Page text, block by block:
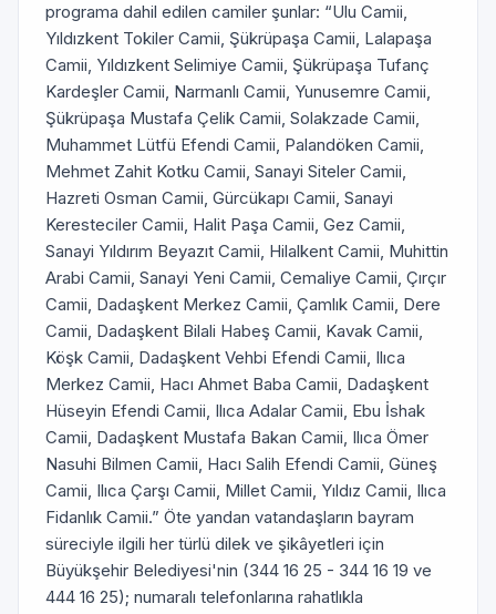
programa dahil edilen camiler şunlar: “Ulu Camii,
Yıldızkent Tokiler Camii, Şükrüpaşa Camii, Lalapaşa
Camii, Yıldızkent Selimiye Camii, Şükrüpaşa Tufanç
Kardeşler Camii, Narmanlı Camii, Yunusemre Camii,
Şükrüpaşa Mustafa Çelik Camii, Solakzade Camii,
Muhammet Lütfü Efendi Camii, Palandöken Camii,
Mehmet Zahit Kotku Camii, Sanayi Siteler Camii,
Hazreti Osman Camii, Gürcükapı Camii, Sanayi
Keresteciler Camii, Halit Paşa Camii, Gez Camii,
Sanayi Yıldırım Beyazıt Camii, Hilalkent Camii, Muhittin
Arabi Camii, Sanayi Yeni Camii, Cemaliye Camii, Çırçır
Camii, Dadaşkent Merkez Camii, Çamlık Camii, Dere
Camii, Dadaşkent Bilali Habeş Camii, Kavak Camii,
Köşk Camii, Dadaşkent Vehbi Efendi Camii, Ilıca
Merkez Camii, Hacı Ahmet Baba Camii, Dadaşkent
Hüseyin Efendi Camii, Ilıca Adalar Camii, Ebu İshak
Camii, Dadaşkent Mustafa Bakan Camii, Ilıca Ömer
Nasuhi Bilmen Camii, Hacı Salih Efendi Camii, Güneş
Camii, Ilıca Çarşı Camii, Millet Camii, Yıldız Camii, Ilıca
Fidanlık Camii.” Öte yandan vatandaşların bayram
süreciyle ilgili her türlü dilek ve şikâyetleri için
Büyükşehir Belediyesi'nin (344 16 25 - 344 16 19 ve
444 16 25); numaralı telefonlarına rahatlıkla